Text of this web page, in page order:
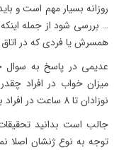
روزانه بسیار مهم است و
… بررسی شود از جمله
همسرش یا فردی که در
عدیمی در پاسخ به سوال
نوزادان تا 8 ساعت در افراد بالغ متغیر است.
جالب است بدانید
توجه به نوع ژنشان اصلا